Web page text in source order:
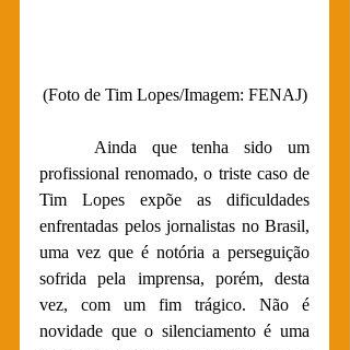
(Foto de Tim Lopes/Imagem: FENAJ)
Ainda que tenha sido um
profissional renomado, o triste caso de
Tim Lopes expõe as dificuldades
enfrentadas pelos jornalistas no Brasil,
uma vez que é notória a perseguição
sofrida pela imprensa, porém, desta
vez, com um fim trágico. Não é
novidade que o silenciamento é uma